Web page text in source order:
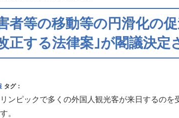
者等の移動等の円滑化の
正する法律案｣が閣議決定
タグ：
ンピックで多くの外国人観光客が来日するのを
。